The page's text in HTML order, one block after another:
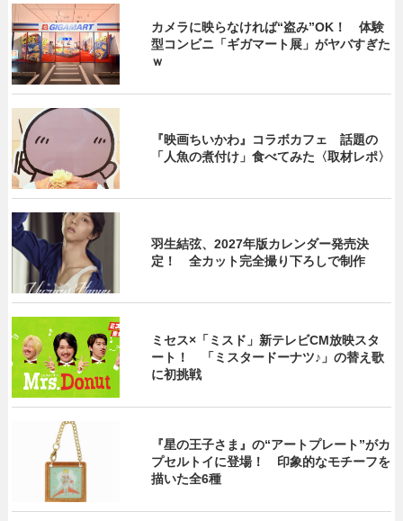
カメラに映らなければ“盗み”OK！ 体験
型コンビニ「ギガマート展」がヤバすぎた
ｗ
『映画ちいかわ』コラボカフェ 話題の
「人魚の煮付け」食べてみた〈取材レポ〉
羽生結弦、2027年版カレンダー発売決
定！ 全カット完全撮り下ろしで制作
ミセス×「ミスド」新テレビCM放映スタ
ート！ 「ミスタードーナツ♪」の替え歌
に初挑戦
『星の王子さま』の“アートプレート”がカ
プセルトイに登場！ 印象的なモチーフを
描いた全6種